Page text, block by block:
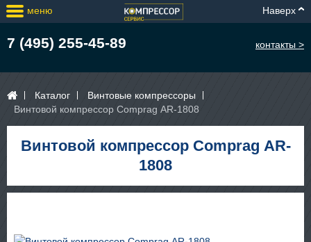
меню Наверх
7 (495) 255-45-89 контакты >
Каталог
Винтовые компрессоры
Винтовой компрессор Comprag АR-1808
Винтовой компрессор Comprag АR-
1808